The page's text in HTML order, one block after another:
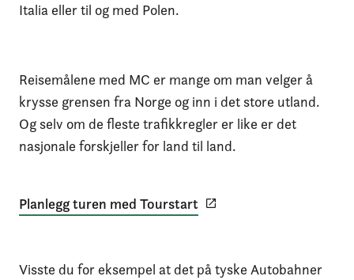
Italia eller til og med Polen.
Reisemålene med MC er mange om man velger å
krysse grensen fra Norge og inn i det store utland.
Og selv om de fleste trafikkregler er like er det
nasjonale forskjeller for land til land.
Planlegg turen med Tourstart
Visste du for eksempel at det på tyske Autobahner